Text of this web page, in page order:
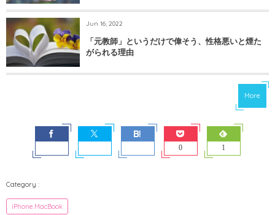
Jun 16, 2022
「元教師」というだけで偉そう、性格悪いと煙た
がられる理由
More
0 1
iPhone.MacBook